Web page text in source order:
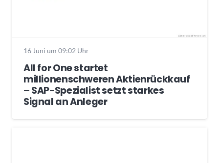
16 Juni um 09:02 Uhr
All for One startet
millionenschweren Aktienrückkauf
– SAP-Spezialist setzt starkes
Signal an Anleger